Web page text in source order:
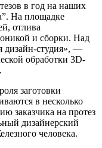
в год на наших
На площадке
отлива
и сборки. Над
дизайн-студия», —
обработки 3D-
заготовки
в несколько
заказчика на протез
дизайнерский
человека.